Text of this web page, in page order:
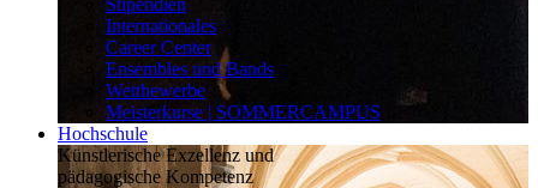
Internationales
Career Center
Ensembles und Bands
Wettbewerbe
Meisterkurse | SOMMERCAMPUS
Hochschule
Künstlerische Exzellenz und
pädagogische Kompetenz